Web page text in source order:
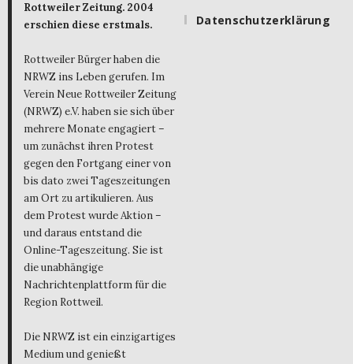
Rottweiler Zeitung. 2004
erschien diese erstmals.
Rottweiler Bürger haben die
NRWZ ins Leben gerufen. Im
Verein Neue Rottweiler Zeitung
(NRWZ) e.V. haben sie sich über
mehrere Monate engagiert –
um zunächst ihren Protest
gegen den Fortgang einer von
bis dato zwei Tageszeitungen
am Ort zu artikulieren. Aus
dem Protest wurde Aktion –
und daraus entstand die
Online-Tageszeitung. Sie ist
die unabhängige
Nachrichtenplattform für die
Region Rottweil.
Die NRWZ ist ein einzigartiges
Medium und genießt
Datenschutzerklärung